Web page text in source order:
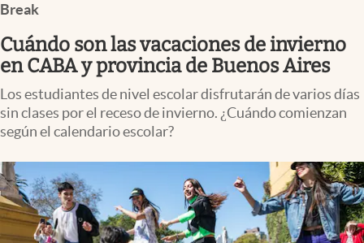
Negocios
Columnistas
Otras secciones
Apertura
Infotechnology
Clase
Clima
Mundial 2026
Break
Cuándo son las vacaciones de invierno
en CABA y provincia de Buenos Aires
Los estudiantes de nivel escolar disfrutarán de varios días
sin clases por el receso de invierno. ¿Cuándo comienzan
según el calendario escolar?